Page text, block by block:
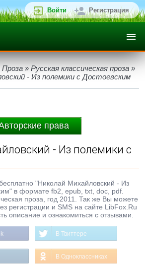
Войти Регистрация
Проза » Русская классическая проза »
- Из полемики с Достоевским
права
- Из полемики с
"Николай Михайловский - Из
в формате fb2, epub, txt, doc, pdf.
проза, год 2011. Так же Вы можете
регистрации и SMS на сайте LibFox.Ru
описание и ознакомиться с отзывами.
В Твиттере
В Одноклассниках